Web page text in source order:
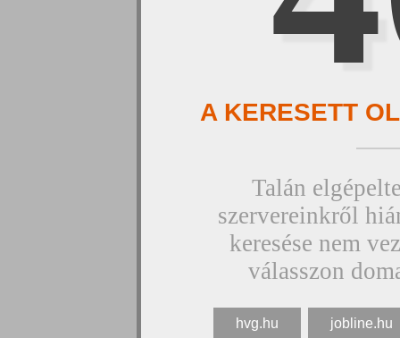
A KERESETT
Talán
szervereinkről
keresése nem
válasszon
hvg.hu jobline.hu